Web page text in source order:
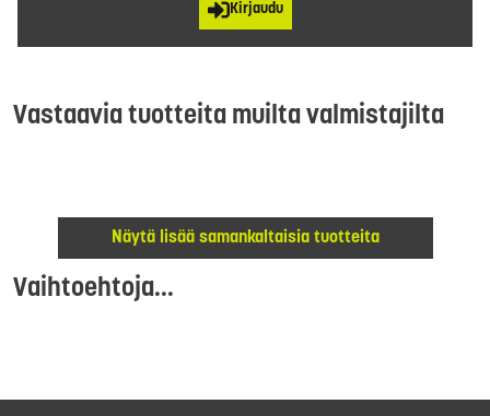
Kirjaudu
Vastaavia tuotteita muilta valmistajilta
Näytä lisää samankaltaisia tuotteita
Vaihtoehtoja...